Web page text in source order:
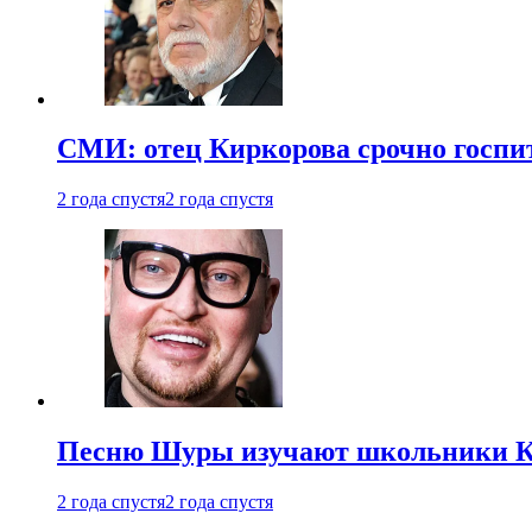
СМИ: отец Киркорова срочно
2 года спустя2 года спустя
Песню Шуры изучают школьники
2 года спустя2 года спустя